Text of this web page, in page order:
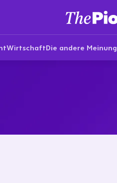
WirtschaftDie andere Meinung